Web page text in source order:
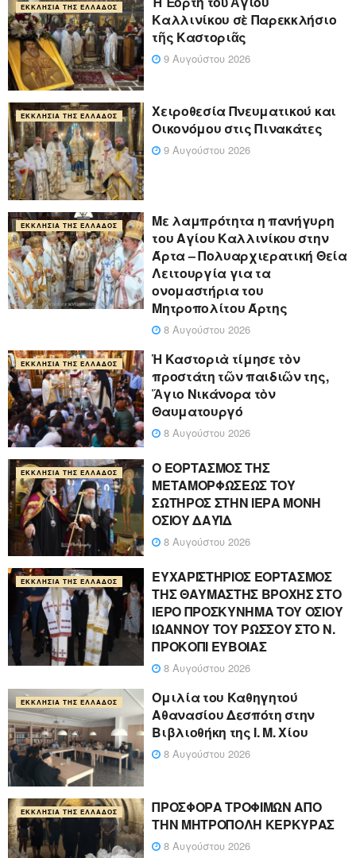
ΕΚΚΛΗΣΊΑ ΤΗΣ ΕΛΛΆΔΟΣ
Καλλινίκου σὲ Παρεκκλήσιο
τῆς Καστοριᾶς
9 Αυγούστου 2026
ΕΚΚΛΗΣΊΑ ΤΗΣ ΕΛΛΆΔΟΣ
Χειροθεσία Πνευματικού και
Οικονόμου στις Πινακάτες
9 Αυγούστου 2026
ΕΚΚΛΗΣΊΑ ΤΗΣ ΕΛΛΆΔΟΣ
Με λαμπρότητα η πανήγυρη
του Αγίου Καλλινίκου στην
Άρτα – Πολυαρχιερατική Θεία
Λειτουργία για τα
ονομαστήρια του
Μητροπολίτου Άρτης
8 Αυγούστου 2026
ΕΚΚΛΗΣΊΑ ΤΗΣ ΕΛΛΆΔΟΣ
Ἡ Καστοριὰ τίμησε τὸν
προστάτη τῶν παιδιῶν της,
Ἅγιο Νικάνορα τὸν
Θαυματουργό
8 Αυγούστου 2026
ΕΚΚΛΗΣΊΑ ΤΗΣ ΕΛΛΆΔΟΣ
Ο ΕΟΡΤΑΣΜΟΣ ΤΗΣ
ΜΕΤΑΜΟΡΦΩΣΕΩΣ ΤΟΥ
ΣΩΤΗΡΟΣ ΣΤΗΝ ΙΕΡΑ ΜΟΝΗ
ΟΣΙΟΥ ΔΑΥΪΔ
8 Αυγούστου 2026
ΕΚΚΛΗΣΊΑ ΤΗΣ ΕΛΛΆΔΟΣ
ΕΥΧΑΡΙΣΤΗΡΙΟΣ ΕΟΡΤΑΣΜΟΣ
ΤΗΣ ΘΑΥΜΑΣΤΗΣ ΒΡΟΧΗΣ ΣΤΟ
ΙΕΡΟ ΠΡΟΣΚΥΝΗΜΑ ΤΟΥ ΟΣΙΟΥ
ΙΩΑΝΝΟΥ ΤΟΥ ΡΩΣΣΟΥ ΣΤΟ Ν.
ΠΡΟΚΟΠΙ ΕΥΒΟΙΑΣ
8 Αυγούστου 2026
ΕΚΚΛΗΣΊΑ ΤΗΣ ΕΛΛΆΔΟΣ
Ομιλία του Καθηγητού
Αθανασίου Δεσπότη στην
Βιβλιοθήκη της Ι. Μ. Χίου
8 Αυγούστου 2026
ΕΚΚΛΗΣΊΑ ΤΗΣ ΕΛΛΆΔΟΣ
ΠΡΟΣΦΟΡΑ ΤΡΟΦΙΜΩΝ ΑΠΟ
ΤΗΝ ΜΗΤΡΟΠΟΛΗ ΚΕΡΚΥΡΑΣ
8 Αυγούστου 2026